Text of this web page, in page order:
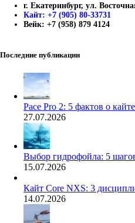
г. Екатеринбург, ул.
Кайт: +7 (905) 80-33731
Вейк: +7 (958) 879 4124
Последние публикации
Pace Pro 2: 5 фактов о
27.07.2026
Выбор гидрофойла: 5
15.07.2026
Кайт Core NXS: 3
14.07.2026